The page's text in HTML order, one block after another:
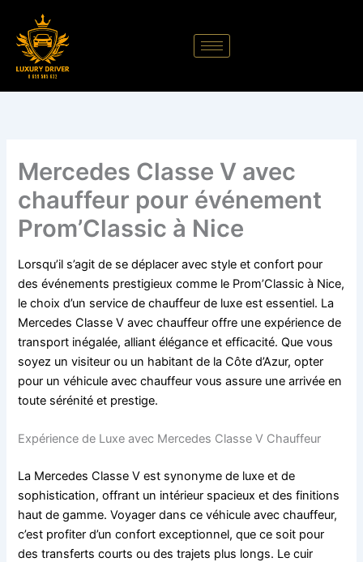
contenu
Mercedes Classe V avec
chauffeur pour événement
Prom’Classic à Nice
Lorsqu’il s’agit de se déplacer avec style et confort pour
des événements prestigieux comme le Prom’Classic à Nice,
le choix d’un service de chauffeur de luxe est essentiel. La
Mercedes Classe V avec chauffeur offre une expérience de
transport inégalée, alliant élégance et efficacité. Que vous
soyez un visiteur ou un habitant de la Côte d’Azur, opter
pour un véhicule avec chauffeur vous assure une arrivée en
toute sérénité et prestige.
Expérience de Luxe avec Mercedes Classe V Chauffeur
La Mercedes Classe V est synonyme de luxe et de
sophistication, offrant un intérieur spacieux et des finitions
haut de gamme. Voyager dans ce véhicule avec chauffeur,
c’est profiter d’un confort exceptionnel, que ce soit pour
des transferts courts ou des trajets plus longs. Le cuir